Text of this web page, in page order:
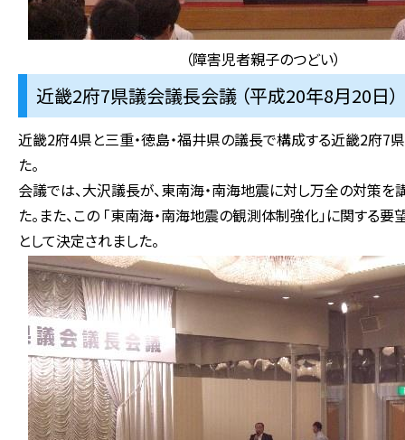
（障害児者親子のつどい）
近畿2府7県議会議長会議 （平成20年8月20日）
近畿2府4県と三重・徳島・福井県の議長で構成する近畿2府
た。
会議では、大沢議長が、東南海・南海地震に対し万全の対策
た。また、この 「東南海・南海地震の観測体制強化」に関す
として決定されました。